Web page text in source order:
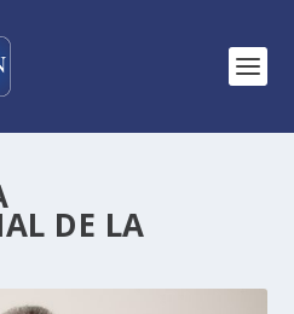
DE LA